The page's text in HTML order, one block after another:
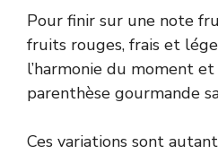
Pour finir sur une note
fruits rouges, frais et
l’harmonie du moment
parenthèse gourmande
Ces variations sont